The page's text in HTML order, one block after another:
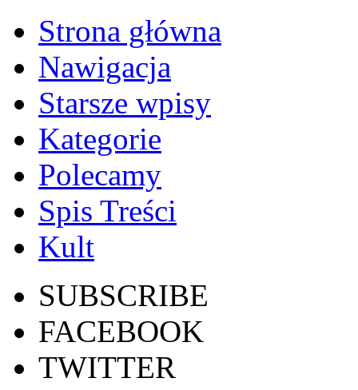
Strona główna
Nawigacja
Starsze wpisy
Kategorie
Polecamy
Spis Treści
Kult
SUBSCRIBE
FACEBOOK
TWITTER